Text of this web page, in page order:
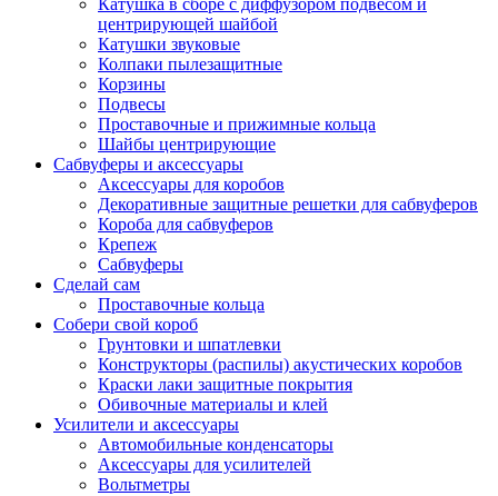
Катушка в сборе с диффузором подвесом и
центрирующей шайбой
Катушки звуковые
Колпаки пылезащитные
Корзины
Подвесы
Проставочные и прижимные кольца
Шайбы центрирующие
Сабвуферы и аксессуары
Аксессуары для коробов
Декоративные защитные решетки для сабвуферов
Короба для сабвуферов
Крепеж
Сабвуферы
Сделай сам
Проставочные кольца
Собери свой короб
Грунтовки и шпатлевки
Конструкторы (распилы) акустических коробов
Краски лаки защитные покрытия
Обивочные материалы и клей
Усилители и аксессуары
Автомобильные конденсаторы
Аксессуары для усилителей
Вольтметры